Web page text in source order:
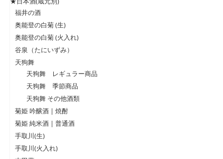
福井の酒
奥能登の白菊 (生)
奥能登の白菊 (火入れ)
谷泉（たにいずみ）
天狗舞
天狗舞 レギュラー商品
天狗舞 季節商品
天狗舞 その他酒類
菊姫 吟醸酒 | 焼酎
菊姫 純米酒 | 普通酒
手取川(生)
手取川(火入れ)